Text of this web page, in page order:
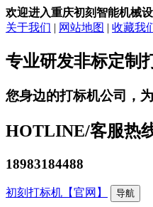
欢迎进入重庆初刻智能机械
关于我们 | 网站地图 | 收藏我
专业研发非标定制
您身边的打标机公司，
HOTLINE/客服热
18983184488
初刻打标机【官网】 导航